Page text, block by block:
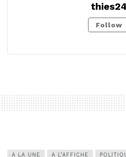
Follow
A LA UNE A L’AFFICHE